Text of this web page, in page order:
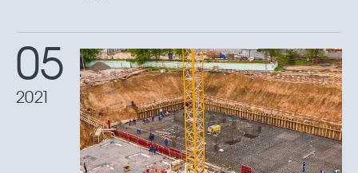
05
2021